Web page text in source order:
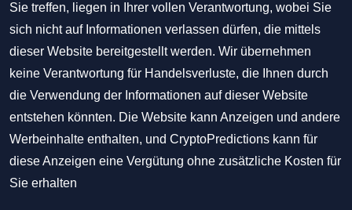
Sie treffen, liegen in Ihrer vollen Verantwortung, wobei Sie
sich nicht auf Informationen verlassen dürfen, die mittels
dieser Website bereitgestellt werden. Wir übernehmen
keine Verantwortung für Handelsverluste, die Ihnen durch
die Verwendung der Informationen auf dieser Website
entstehen könnten. Die Website kann Anzeigen und andere
Werbeinhalte enthalten, und CryptoPredictions kann für
diese Anzeigen eine Vergütung ohne zusätzliche Kosten für
Sie erhalten